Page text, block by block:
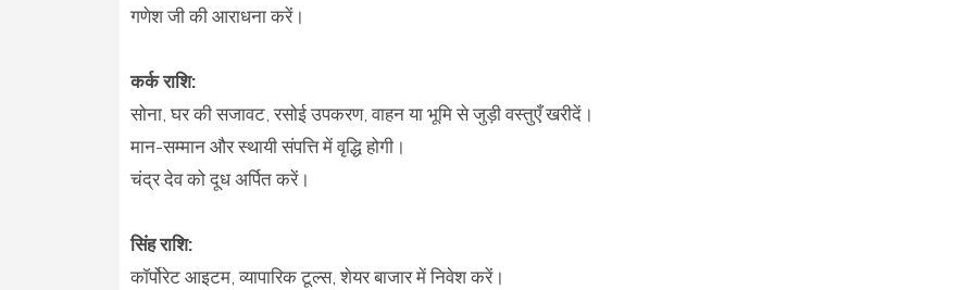
गणेश जी की आराधना करें।
कर्क राशि:
सोना, घर की सजावट, रसोई उपकरण, वाहन या भूमि से जुड़ी वस्तुएँ खरीदें।
मान-सम्मान और स्थायी संपत्ति में वृद्धि होगी।
चंद्र देव को दूध अर्पित करें।
सिंह राशि:
कॉर्पोरेट आइटम, व्यापारिक टूल्स, शेयर बाजार में निवेश करें।